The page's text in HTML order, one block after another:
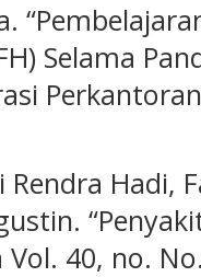
Selama
Hadi,
40, no.